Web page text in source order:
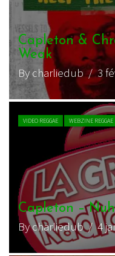
Capleton &
Weak
By charliedub / 3
VIDEO REGGAE WEBZINE REGGAE
Capleton –
By charliedub/ 4